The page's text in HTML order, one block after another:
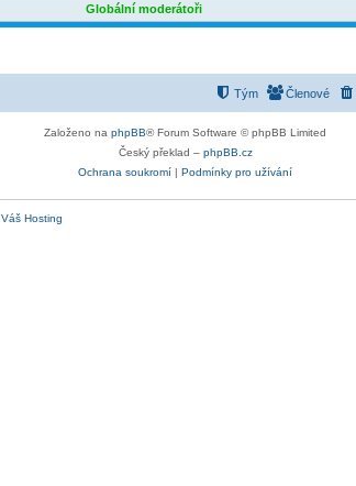
Globální moderátoři
Členové
Tým
Založeno na phpBB® Forum Software © phpBB Limited
Český překlad – phpBB.cz
Ochrana soukromí | Podmínky pro užívání
Váš Hosting